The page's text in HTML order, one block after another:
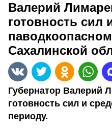
Валерий
готовность сил
Сахалинской
Губернатор Валерий
готовность сил и
периоду.